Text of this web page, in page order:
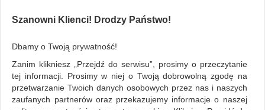
WSZYSTKIE KATEGORIE
FILTRY
Więcej
Szanowni Klienci! Drodzy Państwo!
Dbamy o Twoją prywatność!
Zanim klikniesz „Przejdź do serwisu”, prosimy o przeczytanie
tej informacji. Prosimy w niej o Twoją dobrowolną zgodę na
przetwarzanie Twoich danych osobowych przez nas i naszych
zaufanych partnerów oraz przekazujemy informacje o naszej